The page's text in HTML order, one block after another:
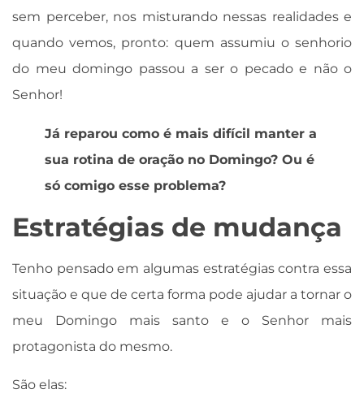
sem perceber, nos misturando nessas realidades e
quando vemos, pronto: quem assumiu o senhorio
do meu domingo passou a ser o pecado e não o
Senhor!
Já reparou como é mais difícil manter a
sua rotina de oração no Domingo? Ou é
só comigo esse problema?
Estratégias de mudança
Tenho pensado em algumas estratégias contra essa
situação e que de certa forma pode ajudar a tornar o
meu Domingo mais santo e o Senhor mais
protagonista do mesmo.
São elas: